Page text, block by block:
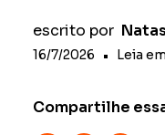
escrito por
16/7/2026 • Leia em
Compartilhe